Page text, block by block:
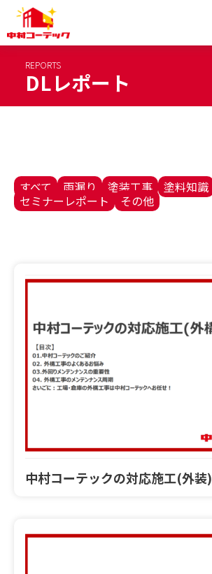
REPORTS
DLレポート
すべて 雨漏り 塗装工事 塗料知識
セミナーレポート
その他
中村コーテックの対応施工(外装)